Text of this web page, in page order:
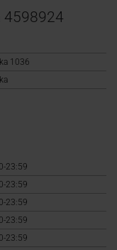
4598924
1036
23:59
23:59
23:59
23:59
23:59